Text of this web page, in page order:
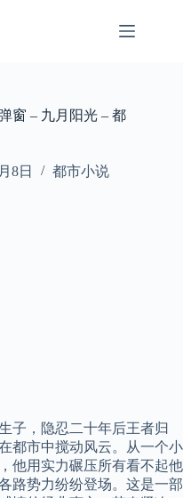
窗 – 九月阳光 – 都
8日 都市小说
子，隐忍二十年后王者归
都市中搅动风云。从一个小
他用实力碾压所有看不起他
路势力纷纷登场。这是一部